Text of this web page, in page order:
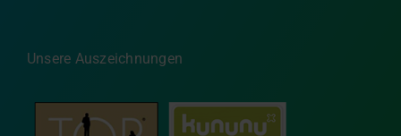
Unsere Auszeichnungen